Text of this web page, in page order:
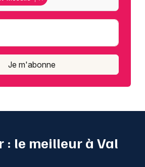
Je m'abonne
: le meilleur à Val